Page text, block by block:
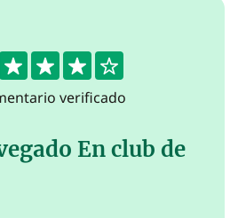
verificado
En club de